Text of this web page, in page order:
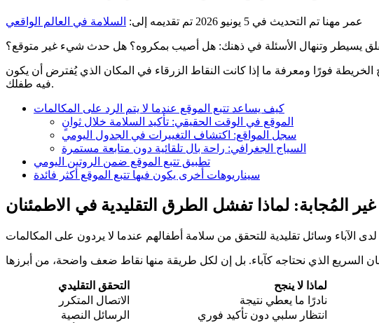
عمر مهنا تم التحديث في 5 يونيو 2026 تم تقديمه إلى: السلامة في العالم الواقعي
يسيطر وتنهال الأسئلة في ذهنك: هل أصيب بمكروه؟ هل حدث شيء غير متوقع؟
فورًا ومعرفة ما إذا كانت النقاط الزرقاء في المكان الذي يُفترض أن يكون
فيه طفلك.
كيف يساعد تتبع الموقع عندما لا يتم الرد على المكالمات
الموقع في الوقت الحقيقي: تأكيد السلامة خلال ثوانٍ
سجل المواقع: اكتشاف التغييرات في الجدول اليومي
السياج الجغرافي: راحة بال تلقائية دون متابعة مستمرة
تطبيق تتبع الموقع ضمن الروتين اليومي
سيناريوهات أخرى يكون فيها تتبع الموقع أكثر فائدة
المُجابة: لماذا تفشل الطرق التقليدية في الاطمئنان
التحقق التقليدي
لماذا لا ينجح
الاتصال المتكرر
نادرًا ما يعطي نتيجة
الرسائل النصية
انتظار سلبي دون تأكيد فوري